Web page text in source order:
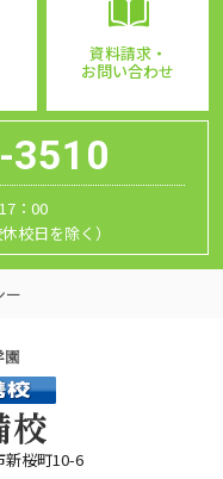
資料請求・
お問い合わせ
3510
：00
校日を除く）
ー
新桜町10-6